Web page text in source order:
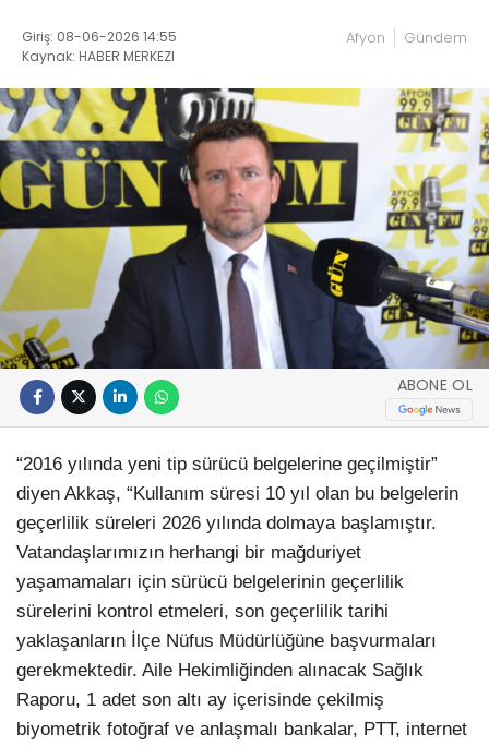
Giriş: 08-06-2026 14:55
Kaynak: HABER MERKEZI
Afyon Gündem
ABONE OL
“2016 yılında yeni tip sürücü belgelerine geçilmiştir”
diyen Akkaş, “Kullanım süresi 10 yıl olan bu belgelerin
geçerlilik süreleri 2026 yılında dolmaya başlamıştır.
Vatandaşlarımızın herhangi bir mağduriyet
yaşamamaları için sürücü belgelerinin geçerlilik
sürelerini kontrol etmeleri, son geçerlilik tarihi
yaklaşanların İlçe Nüfus Müdürlüğüne başvurmaları
gerekmektedir. Aile Hekimliğinden alınacak Sağlık
Raporu, 1 adet son altı ay içerisinde çekilmiş
biyometrik fotoğraf ve anlaşmalı bankalar, PTT, internet